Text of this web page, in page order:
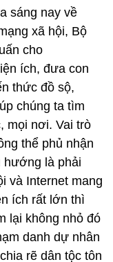
sáng nay về
xã hội, Bộ
cho
ích, đưa con
thức đồ sộ,
chúng ta tìm
mọi nơi. Vai trò
thể phủ nhận
hướng là phải
và Internet mang
ích rất lớn thì
lại không nhỏ đó
danh dự nhân
rẽ dân tộc tôn